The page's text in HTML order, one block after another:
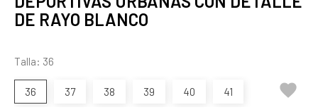
DE RAYO BLANCO
Talla: 36
36 37 38 39 40 41 